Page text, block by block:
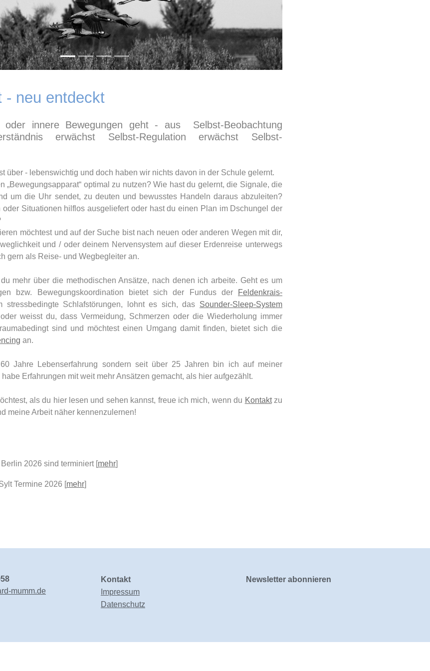
- neu entdeckt
innere Bewegungen geht - aus Selbst-Beobachtung
erwächst Selbst-Regulation erwächst Selbst-
über - lebenswichtig und doch haben wir nichts davon in der Schule gelernt.
„Bewegungsapparat“ optimal zu nutzen? Wie hast du gelernt, die Signale, die
um die Uhr sendet, zu deuten und bewusstes Handeln daraus abzuleiten?
oder Situationen hilflos ausgeliefert oder hast du einen Plan im Dschungel der
möchtest und auf der Suche bist nach neuen oder anderen Wegen mit dir,
und / oder deinem Nervensystem auf dieser Erdenreise unterwegs
gern als Reise- und Wegbegleiter an.
mehr über die methodischen Ansätze, nach denen ich arbeite. Geht es um
bzw. Bewegungskoordination bietet sich der Fundus der
Feldenkrais-
stressbedingte Schlafstörungen, lohnt es sich, das Sounder-Sleep-System
weisst du, dass Vermeidung, Schmerzen oder die Wiederholung immer
sind und möchtest einen Umgang damit finden, bietet sich die
an.
Jahre Lebenserfahrung sondern seit über 25 Jahren bin ich auf meiner
Erfahrungen mit weit mehr Ansätzen gemacht, als hier aufgezählt.
als du hier lesen und sehen kannst, freue ich mich, wenn du Kontaktzu
meine Arbeit näher kennenzulernen!
2026 sind terminiert [mehr]
Termine 2026 [mehr]
mumm.de
Kontakt
Impressum
Datenschutz
Newsletter abonnieren